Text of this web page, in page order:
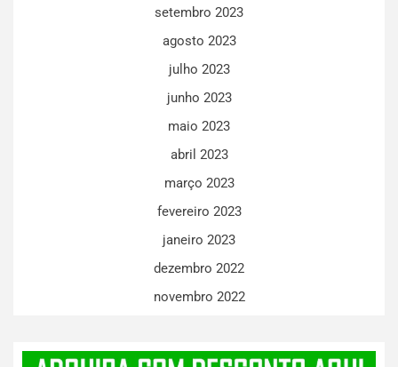
setembro 2023
agosto 2023
julho 2023
junho 2023
maio 2023
abril 2023
março 2023
fevereiro 2023
janeiro 2023
dezembro 2022
novembro 2022